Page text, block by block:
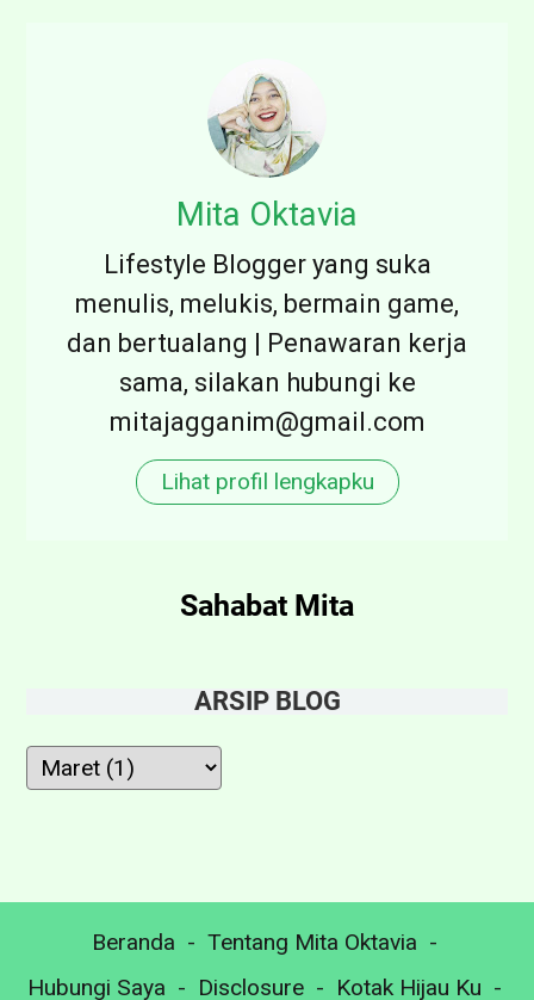
Mita Oktavia
Lifestyle Blogger yang suka
menulis, melukis, bermain game,
dan bertualang | Penawaran kerja
sama, silakan hubungi ke
mitajagganim@gmail.com
Lihat profil lengkapku
Sahabat Mita
ARSIP BLOG
Beranda
Tentang Mita Oktavia
Hubungi Saya
Disclosure Kotak Hijau Ku